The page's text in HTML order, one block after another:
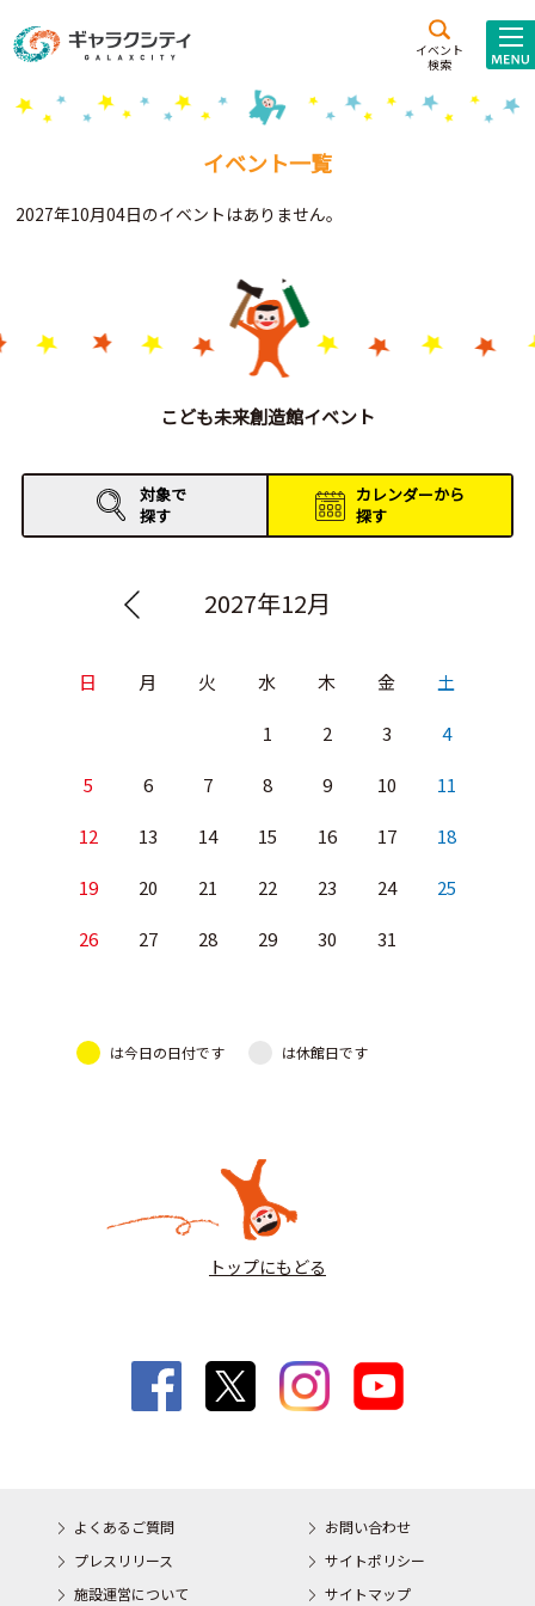
イベント
検索
施設案内
こども
西新井
施設･
Gがくえん
お知らせ
イベントレポート
イベント一覧
2027年10月04日のイベントはありません。
こども未来創造館イベント
対象で
探す
カレンダーから
探す
2027年12月
日 月 火 水 木 金 土
1 2 3 4
5 6 7 8 9 10 11
12 13 14 15 16 17 18
19 20 21 22 23 24 25
26 27 28 29 30 31
は今日の日付です は休館日です
トップにもどる
よくあるご質問
お問い合わせ
プレスリリース
サイトポリシー
施設運営について
サイトマップ